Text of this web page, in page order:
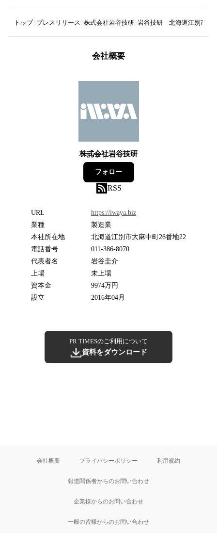
トップ プレスリリース 株式会社岩谷技研 岩谷技研 北海道江別市の
会社概要
株式会社岩谷技研
50フォロワー
フォロー
RSS
URL
https://iwaya.biz
業種
製造業
本社所在地
北海道江別市大麻中町26番地22
電話番号
011-386-8070
代表者名
岩谷圭介
上場
未上場
資本金
9974万円
設立
2016年04月
PR TIMESのご利用について
資料をダウンロード
会社概要 プライバシーポリシー 利用規約
報道関係者からのお問い合わせ
企業様からのお問い合わせ
一般の皆様からのお問い合わせ